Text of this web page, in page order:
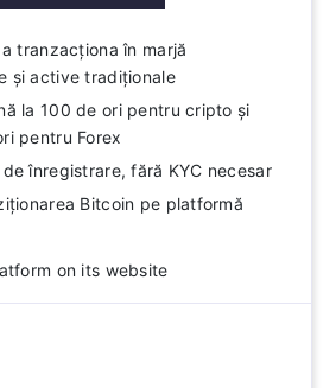
tranzacționa în marjă
și active tradiționale
la 100 de ori pentru cripto și
pentru Forex
înregistrare, fără KYC necesar
Bitcoin pe platformă
on its website